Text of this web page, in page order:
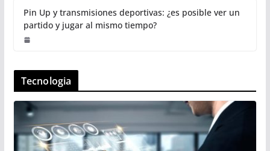
Pin Up y transmisiones deportivas: ¿es posible ver un
partido y jugar al mismo tiempo?
Tecnologia